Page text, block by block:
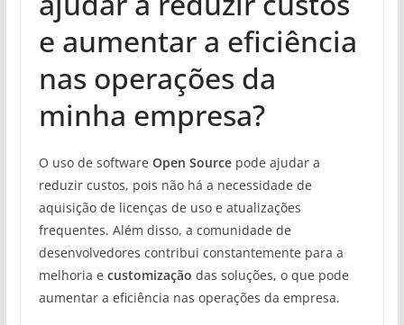
e aumentar a eficiência
nas operações da
minha empresa?
O uso de software Open Sourcepode ajudar a
reduzir custos, pois não há a necessidade de
aquisição de licenças de uso e atualizações
frequentes. Além disso, a comunidade de
desenvolvedores contribui constantemente para a
melhoria e customização das soluções, o que pode
aumentar a eficiência nas operações da empresa.